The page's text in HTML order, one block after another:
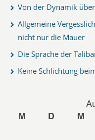
Von der Dynamik
Allgemeine
nicht nur die Mauer
Die Sprache der
Keine Schlichtung
M
D M